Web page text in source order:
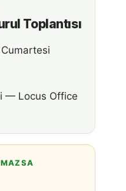
Toplantısı
Cumartesi
— Locus Office